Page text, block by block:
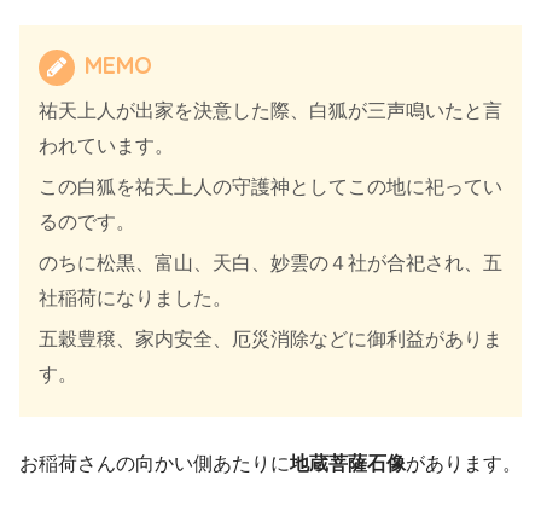
MEMO
祐天上人が出家を決意した際、白狐が三声鳴いたと言
われています。
この白狐を祐天上人の守護神としてこの地に祀ってい
るのです。
のちに松黒、富山、天白、妙雲の４社が合祀され、五
社稲荷になりました。
五穀豊穣、家内安全、厄災消除などに御利益がありま
す。
お稲荷さんの向かい側あたりに地蔵菩薩石像があります。